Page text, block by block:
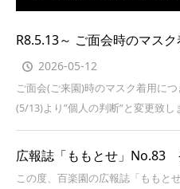
R8.5.13～ ご面会時のマス
2026-05-12
ご面会(ご来園)時のマスク着用に
(5/13)より”個人の判断”と変更致
広報誌「ももとせ」No.83
この度、百楽園の広報誌「ももと